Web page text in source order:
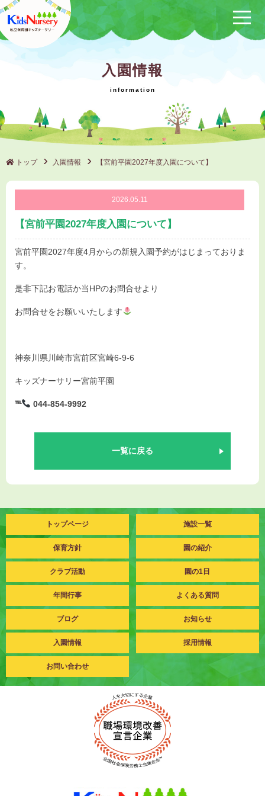
サービス概要
（保けいこ）
園の1日
年間行事
施設一覧
ブログ
採用情報
入園情報
入園情報
トップ 入園情報 【宮前平園2027年度入園について】
2026.05.11
【宮前平園2027年度入園について】
宮前平園2027年度4月からの新規入園予約がはじまっておりま
す。
是非下記お電話か当HPのお問合せより
お問合せをお願いいたします
神奈川県川崎市宮前区宮崎6-9-6
キッズナーサリー宮前平園
℡ 044-854-9992
一覧に戻る
トップページ 施設一覧
保育方針 園の紹介
クラブ活動 園の1日
年間行事 よくある質問
ブログ お知らせ
入園情報 採用情報
お問い合わせ